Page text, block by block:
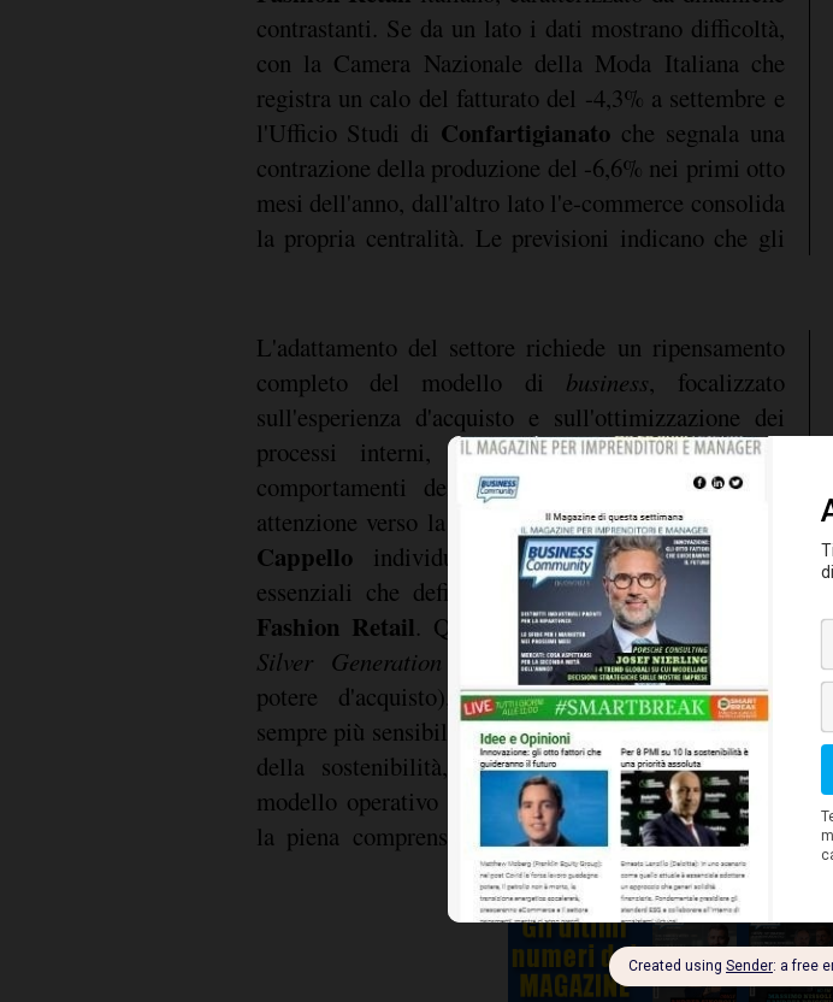
contrastanti. Se da un lato i dati mostrano difficoltà,
con la Camera Nazionale della Moda Italiana che
registra un calo del fatturato del -4,3% a settembre e
l'Ufficio Studi di Confartigianatoche segnala una
contrazione della produzione del -6,6% nei primi otto
mesi dell'anno, dall'altro lato l'e-commerce consolida
la propria centralità. Le previsioni indicano che gli
L'adattamento del settore richiede un ripensamento
completo del modello di business, focalizzato
sull'esperienza d'acquisto e sull'ottimizzazione dei
processi interni, in risposta all'evoluzione dei
comportamenti dei consumatori e alla crescente
attenzione verso la sostenibilità. L'analisi di
Cappelloindividua cinque direttrici strategiche
essenziali che definiscono il nuovo paradigma del
Fashion Retail. Queste includono l'attenzione alla
Silver Generation (clientela anziana con elevato
potere d'acquisto), l'affermazione di un cliente
sempre più sensibile ai temi dellacircular economye
della sostenibilità, la necessità di sviluppare un
modello operativo
omnichannelintegrato e, infine,
la piena comprensione del valore dell'Intelligenza